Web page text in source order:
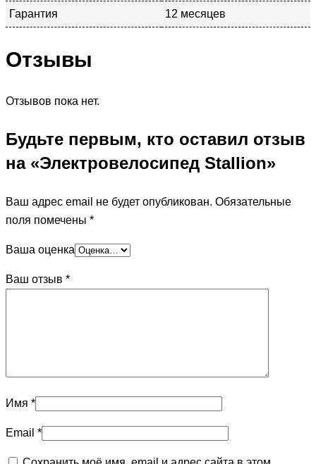
Гарантия 12 месяцев
Отзывы
Отзывов пока нет.
Будьте первым, кто оставил отзыв
на «Электровелосипед Stallion»
Ваш адрес email не будет опубликован. Обязательные
поля помечены *
Ваша оценка
Ваш отзыв *
Имя *
Email *